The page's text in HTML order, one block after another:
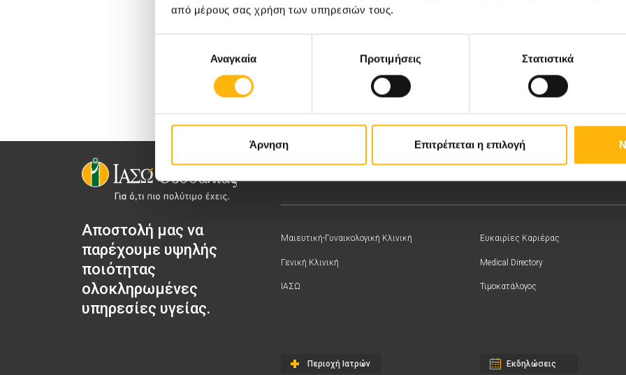
από μέρους σας χρήση των υπηρεσιών τους.
συγκατάθεσηςΑναγκαία Προτιμήσεις Στατιστικά
Άρνηση Επιτρέπεται η επιλογή
Δείτε όλα τα νέα
Αποστολή μας να
παρέχουμε υψηλής
ποιότητας
ολοκληρωμένες
υπηρεσίες υγείας.
Μαιευτική-Γυναικολογική Κλινική
Γενική Κλινική
ΙΑΣΩ
Περιοχή Ιατρών
Ευκαιρίες Καριέρας
Medical Directory
Τιμοκατάλογος
Εκδηλώσεις